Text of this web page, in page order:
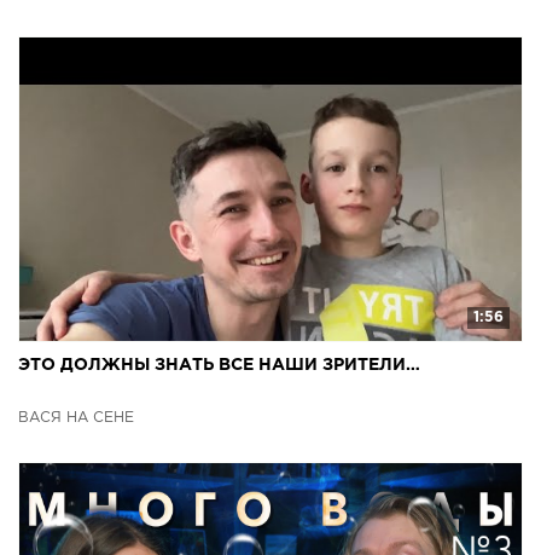
1:56
ЭТО ДОЛЖНЫ ЗНАТЬ ВСЕ НАШИ ЗРИТЕЛИ…
ВАСЯ НА СЕНЕ